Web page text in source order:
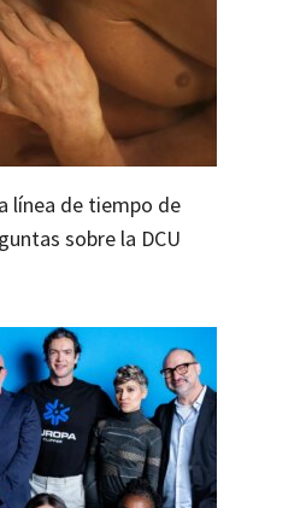
línea de tiempo de
sobre la DCU